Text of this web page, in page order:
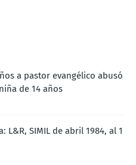
a pastor evangélico abusó
de 14 años
L&R, SIMIL de abril 1984, al 1